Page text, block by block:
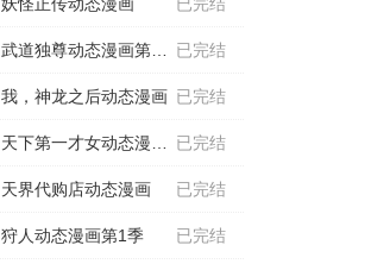
已完结
武道独尊动态漫画第2季
已完结
我，神龙之后动态漫画
已完结
天下第一才女动态漫画第1季
已完结
天界代购店动态漫画
已完结
狩人动态漫画第1季